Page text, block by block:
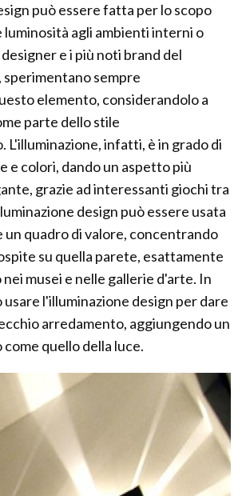
può essere fatta per lo scopo
luminosità agli ambienti interni o
e i più noti brand del
sempre
elemento, considerandolo a
parte dello stile
L'illuminazione, infatti, è in grado di
e colori, dando un aspetto più
grazie ad interessanti giochi tra
design può essere usata
quadro di valore, concentrando
su quella parete, esattamente
musei e nelle gallerie d'arte. In
l'illuminazione design per dare
arredamento, aggiungendo un
quello della luce.